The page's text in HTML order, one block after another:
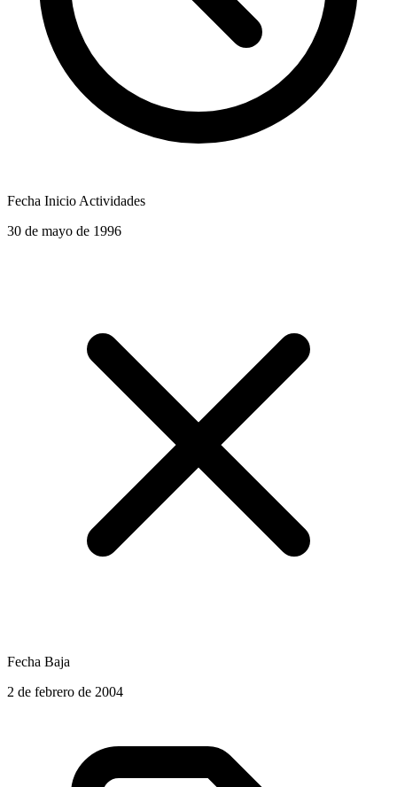
Fecha Inicio Actividades
30 de mayo de 1996
Fecha Baja
2 de febrero de 2004